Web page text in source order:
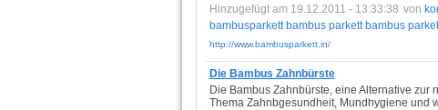
Hinzugefügt am 19.12.2011 - 13:33:38 von
bambusparkett bambus parkett bambus
http://www.bambusparkett.in/
Die Bambus Zahnbürste
Die Bambus Zahnbürste, eine Alternative zur
Thema Zahnbgesundheit, Mundhygiene und